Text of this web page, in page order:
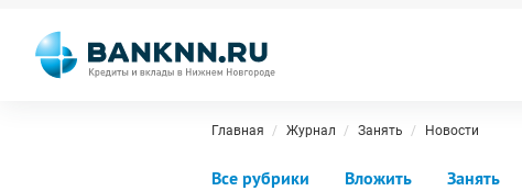
Главная Журнал Занять Новости
Все рубрики Вложить Занять